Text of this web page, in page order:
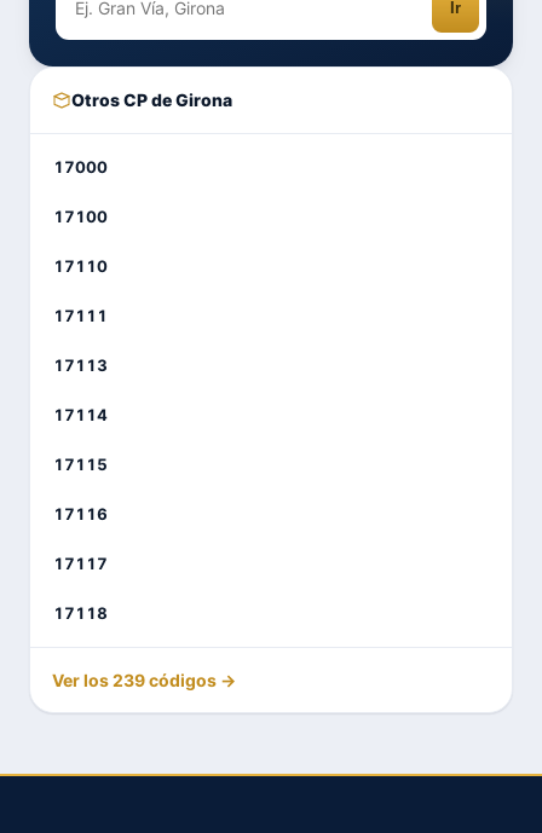
Ir
Otros CP de Girona
17000
17100
17110
17111
17113
17114
17115
17116
17117
17118
Ver los 239 códigos →